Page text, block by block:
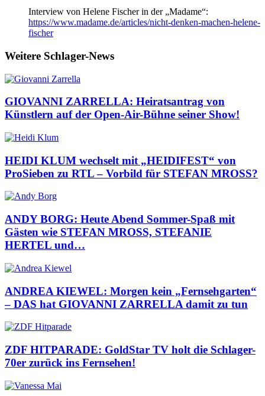
Interview von Helene Fischer in der „Madame“:
https://www.madame.de/articles/nicht-denken-machen-helene-
fischer
Weitere Schlager-News
GIOVANNI ZARRELLA: Heiratsantrag von
Künstlern auf der Open-Air-Bühne seiner Show!
HEIDI KLUM wechselt mit „HEIDIFEST“ von
ProSieben zu RTL – Vorbild für STEFAN MROSS?
ANDY BORG: Heute Abend Sommer-Spaß mit
Gästen wie STEFAN MROSS, STEFANIE
HERTEL und…
ANDREA KIEWEL: Morgen kein „Fernsehgarten“
– DAS hat GIOVANNI ZARRELLA damit zu tun
ZDF HITPARADE: GoldStar TV holt die Schlager-
70er zurück ins Fernsehen!